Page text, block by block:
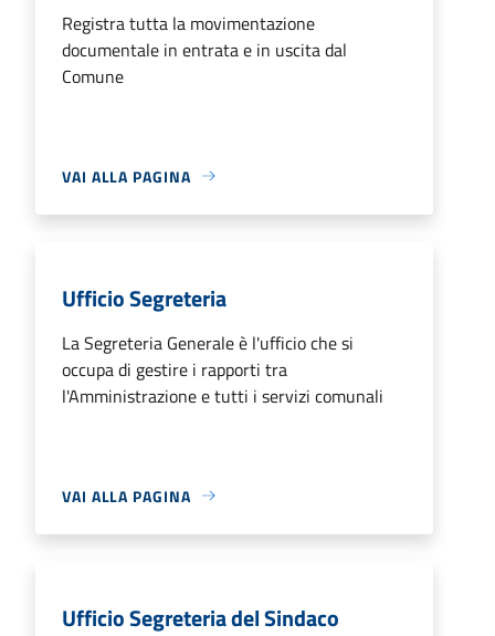
Registra tutta la movimentazione
documentale in entrata e in uscita dal
Comune
VAI ALLA PAGINA
Ufficio Segreteria
La Segreteria Generale è l'ufficio che si
occupa di gestire i rapporti tra
l'Amministrazione e tutti i servizi comunali
VAI ALLA PAGINA
Ufficio Segreteria del Sindaco